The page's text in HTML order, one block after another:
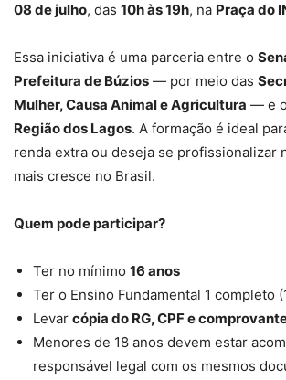
08 de julho, das 10h às 19h, na Praça do
Essa iniciativa é uma parceria entre o
Prefeitura de Búzios — por meio das
Mulher, Causa Animal e Agricultura — e o
Região dos Lagos. A formação é ideal
renda extra ou deseja se profissionalizar
mais cresce no Brasil.
Quem pode participar?
Ter no mínimo 16 anos
Ter o Ensino Fundamental 1 completo
Levar cópia do RG, CPF e
Menores de 18 anos devem estar
responsável legal com os mesmos